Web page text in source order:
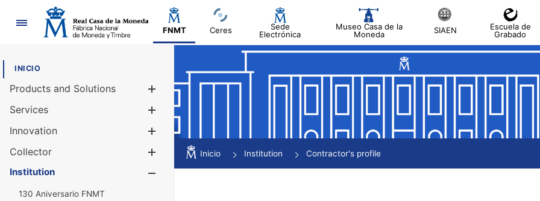
Navigation
FNMT Ceres
Sede
Electrónica
Museo Casa de la
Moneda
SIAEN
Escuela de
Grabado
INICIO
Products and Solutions
Services
Innovation
Collector
Show/Hide
Institution
130 Aniversario FNMT
Inicio Institution Contractor's profile